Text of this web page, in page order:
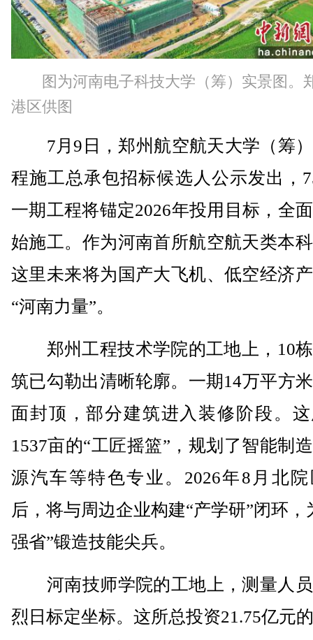
图为河南电子科技大学（筹）实景图。
港区供图
7月9日，郑州航空航天大学（筹
程施工总承包招标候选人公示发出，
一期工程将锚定2026年投用目标，全
始施工。作为河南首所航空航天类本
这里未来将为国产大飞机、低空经济
“河南力量”。
郑州工程技术学院的工地上，10
筑已勾勒出清晰轮廓。一期14万平方
面封顶，部分建筑进入装修阶段。
1537亩的“工匠摇篮”，规划了智能制
源汽车等特色专业。2026年8月北
后，将与周边企业构建“产学研”闭环，
强省”锻造技能尖兵。
河南技师学院的工地上，测量人
烈日标定坐标。这所总投资21.75亿元